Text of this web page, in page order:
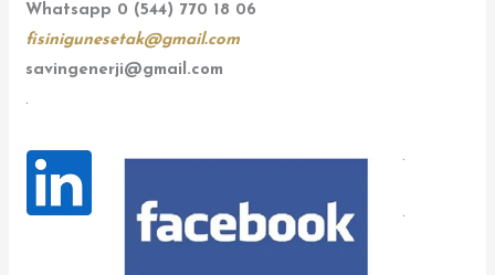
Whatsapp 0 (544) 770 18 06
fisinigunesetak@gmail.com
savingenerji@gmail.com
.
.
.